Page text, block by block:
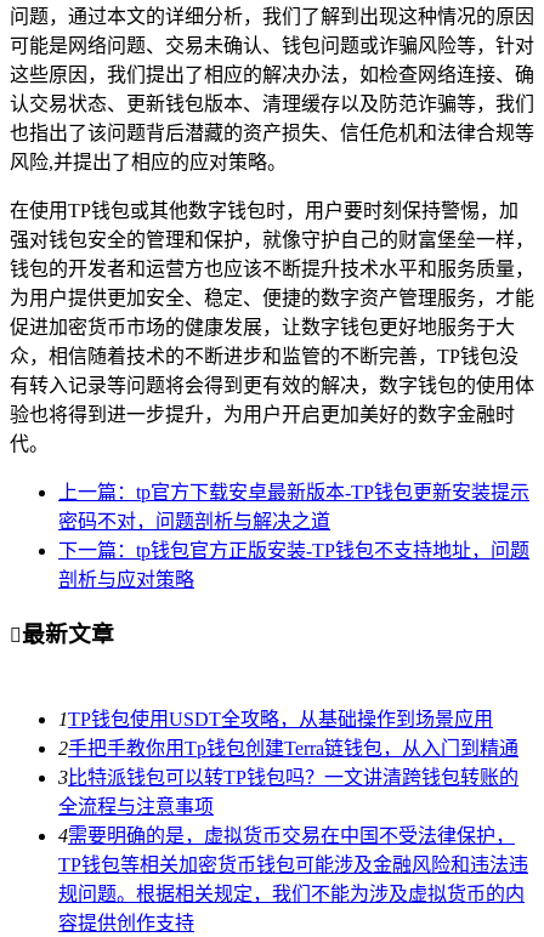
问题，通过本文的详细分析，我们了解到出现这种情况的原因
可能是网络问题、交易未确认、钱包问题或诈骗风险等，针对
这些原因，我们提出了相应的解决办法，如检查网络连接、确
认交易状态、更新钱包版本、清理缓存以及防范诈骗等，我们
也指出了该问题背后潜藏的资产损失、信任危机和法律合规等
风险,并提出了相应的应对策略。
在使用TP钱包或其他数字钱包时，用户要时刻保持警惕，加
强对钱包安全的管理和保护，就像守护自己的财富堡垒一样，
钱包的开发者和运营方也应该不断提升技术水平和服务质量，
为用户提供更加安全、稳定、便捷的数字资产管理服务，才能
促进加密货币市场的健康发展，让数字钱包更好地服务于大
众，相信随着技术的不断进步和监管的不断完善，TP钱包没
有转入记录等问题将会得到更有效的解决，数字钱包的使用体
验也将得到进一步提升，为用户开启更加美好的数字金融时
代。
上一篇：tp官方下载安卓最新版本-TP钱包更新安装提示
密码不对，问题剖析与解决之道
下一篇：tp钱包官方正版安装-TP钱包不支持地址，问题
剖析与应对策略
最新文章
1TP钱包使用USDT全攻略，从基础操作到场景应用
2手把手教你用Tp钱包创建Terra链钱包，从入门到精通
3比特派钱包可以转TP钱包吗？一文讲清跨钱包转账的
全流程与注意事项
4需要明确的是，虚拟货币交易在中国不受法律保护，
TP钱包等相关加密货币钱包可能涉及金融风险和违法违
规问题。根据相关规定，我们不能为涉及虚拟货币的内
容提供创作支持